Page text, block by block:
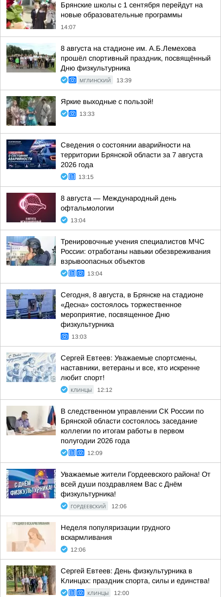
Брянские школы с 1 сентября перейдут на
новые образовательные программы
14:07
8 августа на стадионе им. А.Б.Лемехова
прошёл спортивный праздник, посвящённый
Дню физкультурника
МГЛИНСКИЙ 13:39
Яркие выходные с пользой!
13:33
Сведения о состоянии аварийности на
территории Брянской области за 7 августа
2026 года
13:15
8 августа — Международный день
офтальмологии
13:04
Тренировочные учения специалистов МЧС
России: отработаны навыки обезвреживания
взрывоопасных объектов
13:04
Сегодня, 8 августа, в Брянске на стадионе
«Десна» состоялось торжественное
мероприятие, посвященное Дню
физкультурника
13:03
Сергей Евтеев: Уважаемые спортсмены,
наставники, ветераны и все, кто искренне
любит спорт!
КЛИНЦЫ 12:12
В следственном управлении СК России по
Брянской области состоялось заседание
коллегии по итогам работы в первом
полугодии 2026 года
12:09
Уважаемые жители Гордеевского района! От
всей души поздравляем Вас с Днём
физкультурника!
ГОРДЕЕВСКИЙ 12:06
Неделя популяризации грудного
вскармливания
12:06
Сергей Евтеев: День физкультурника в
Клинцах: праздник спорта, силы и единства!
КЛИНЦЫ 12:00